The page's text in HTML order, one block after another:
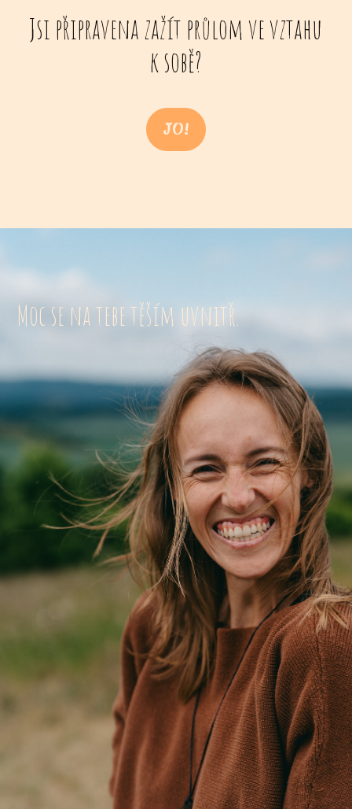
Jsi připravena zažít průlom ve vztahu
k sobě?
JO!
Moc se na tebe těším uvnitř.